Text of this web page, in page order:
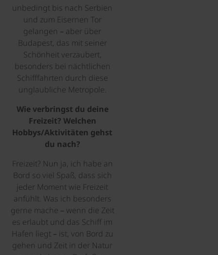
unbedingt bis nach Serbien
und zum Eisernen Tor
gelangen – aber über
Budapest, das mit seiner
Schönheit verzaubert,
besonders bei nächtlichen
Schifffahrten durch diese
unglaubliche Metropole.
Wie verbringst du deine
Freizeit? Welchen
Hobbys/Aktivitäten gehst
du nach?
Freizeit? Nun ja, ich habe an
Bord so viel Spaß, dass sich
jeder Moment wie Freizeit
anfühlt. Was ich besonders
gerne mache – wenn die Zeit
es erlaubt und das Schiff im
Hafen liegt – ist, von Bord zu
gehen und Zeit in der Natur